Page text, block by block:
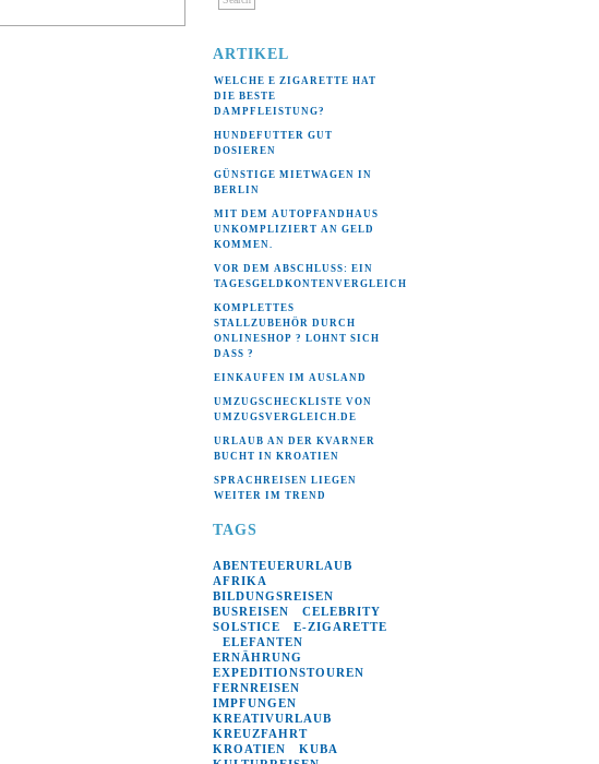
ARTIKEL
WELCHE E ZIGARETTE HAT
DIE BESTE
DAMPFLEISTUNG?
HUNDEFUTTER GUT
DOSIEREN
GÜNSTIGE MIETWAGEN IN
BERLIN
MIT DEM AUTOPFANDHAUS
UNKOMPLIZIERT AN GELD
KOMMEN.
VOR DEM ABSCHLUSS: EIN
TAGESGELDKONTENVERGLEICH
KOMPLETTES
STALLZUBEHÖR DURCH
ONLINESHOP ? LOHNT SICH
DASS ?
EINKAUFEN IM AUSLAND
UMZUGSCHECKLISTE VON
UMZUGSVERGLEICH.DE
URLAUB AN DER KVARNER
BUCHT IN KROATIEN
SPRACHREISEN LIEGEN
WEITER IM TREND
TAGS
ABENTEUERURLAUB
AFRIKA
BILDUNGSREISEN
BUSREISEN
CELEBRITY
SOLSTICE
E-ZIGARETTE
ELEFANTEN
ERNÄHRUNG
EXPEDITIONSTOUREN
FERNREISEN
IMPFUNGEN
KREATIVURLAUB
KREUZFAHRT*
KROATIEN KUBA